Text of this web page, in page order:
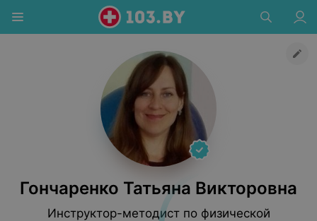
Гончаренко Татьяна Викторовна
Инструктор-методист по физической